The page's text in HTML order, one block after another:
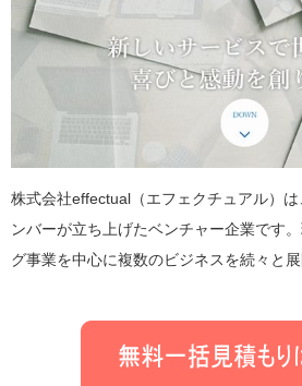
株式会社effectual（エフェクチュアル）
ンバーが立ち上げたベンチャー企業です
グ事業を中心に複数のビジネスを続々と展